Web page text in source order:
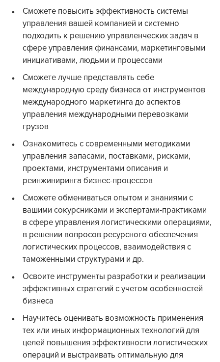
Сможете повысить эффективность системы
управления вашей компанией и системно
подходить к решению управленческих задач в
сфере управления финансами, маркетинговыми
инициативами, людьми и процессами
Сможете лучше представлять себе
международную среду бизнеса от инструментов
международного маркетинга до аспектов
управления международными перевозками
грузов
Ознакомитесь с современными методиками
управления запасами, поставками, рисками,
проектами, инструментами описания и
реинжиниринга бизнес-процессов
Сможете обмениваться опытом и знаниями с
вашими сокурсниками и экспертами-практиками
в сфере управления логистическими операциями,
в решении вопросов ресурсного обеспечения
логистических процессов, взаимодействия с
таможенными структурами и др.
Освоите инструменты разработки и реализации
эффективных стратегий с учетом особенностей
бизнеса
Научитесь оценивать возможность применения
тех или иных информационных технологий для
целей повышения эффективности логистических
операций и выстраивать оптимальную для